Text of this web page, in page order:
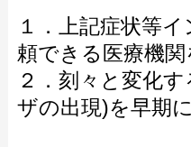
１．上記症状等
頼できる医療機
２．刻々と変化
ザの出現)を早期